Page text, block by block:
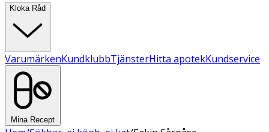
Kloka Råd
VarumärkenKundklubbTjänsterHitta apotekKundservice
Mina Recept